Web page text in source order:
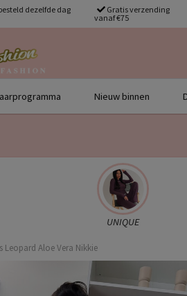
dezelfde dag
Gratis verzending
vanaf €75
Nieuw binnen
UNIQUE
Leopard Aloe Vera Nikkie